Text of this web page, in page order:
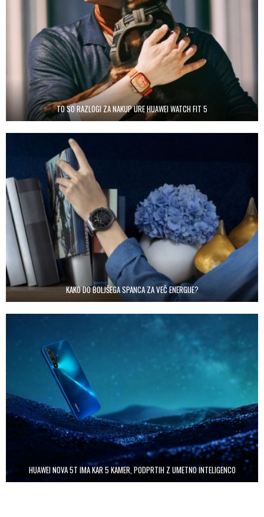
TO SO RAZLOGI ZA NAKUP URE HUAWEI WATCH FIT 5
KAKO DO BOLJŠEGA SPANCA ZA VEČ ENERGIJE?
HUAWEI NOVA 5T IMA KAR 5 KAMER, PODPRTIH Z UMETNO INTELIGENCO